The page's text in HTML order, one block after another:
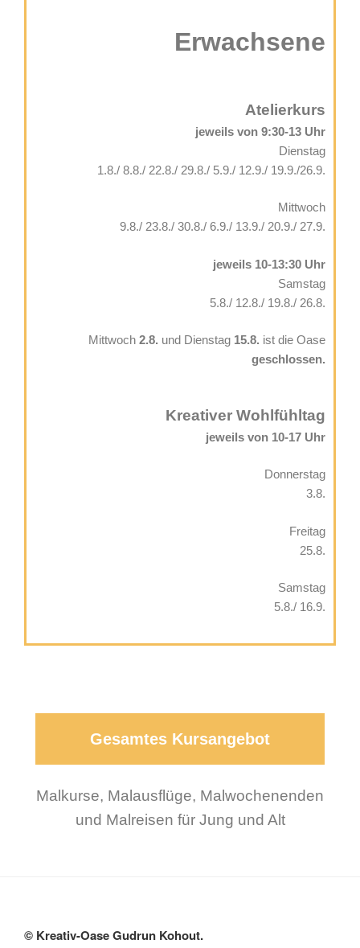
Erwachsene
Atelierkurs
jeweils von 9:30-13 Uhr
Dienstag
1.8./ 8.8./ 22.8./ 29.8./ 5.9./ 12.9./ 19.9./26.9.
Mittwoch
9.8./ 23.8./ 30.8./ 6.9./ 13.9./ 20.9./ 27.9.
jeweils 10-13:30 Uhr
Samstag
5.8./ 12.8./ 19.8./ 26.8.
Mittwoch 2.8. und Dienstag 15.8. ist die Oase
geschlossen.
Kreativer Wohlfühltag
jeweils von 10-17 Uhr
Donnerstag
3.8.
Freitag
25.8.
Samstag
5.8./ 16.9.
Gesamtes Kursangebot
Malkurse, Malausflüge, Malwochenenden
und Malreisen für Jung und Alt
© Kreativ-Oase Gudrun Kohout.